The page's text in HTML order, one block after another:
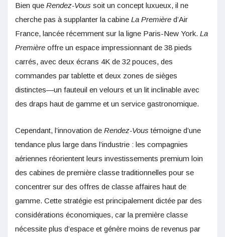
Bien que Rendez-Vous soit un concept luxueux, il ne
cherche pas à supplanter la cabine La Première d’Air
France, lancée récemment sur la ligne Paris-New York. La
Première offre un espace impressionnant de 38 pieds
carrés, avec deux écrans 4K de 32 pouces, des
commandes par tablette et deux zones de sièges
distinctes—un fauteuil en velours et un lit inclinable avec
des draps haut de gamme et un service gastronomique.
Cependant, l’innovation de Rendez-Vous témoigne d’une
tendance plus large dans l’industrie : les compagnies
aériennes réorientent leurs investissements premium loin
des cabines de première classe traditionnelles pour se
concentrer sur des offres de classe affaires haut de
gamme. Cette stratégie est principalement dictée par des
considérations économiques, car la première classe
nécessite plus d’espace et génère moins de revenus par